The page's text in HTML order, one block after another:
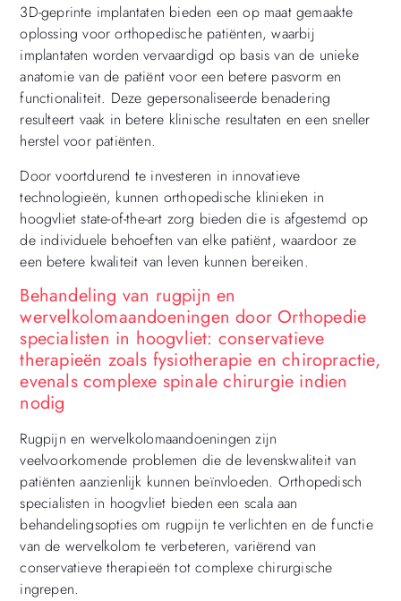
3D-geprinte implantaten bieden een op maat gemaakte
oplossing voor orthopedische patiënten, waarbij
implantaten worden vervaardigd op basis van de unieke
anatomie van de patiënt voor een betere pasvorm en
functionaliteit. Deze gepersonaliseerde benadering
resulteert vaak in betere klinische resultaten en een sneller
herstel voor patiënten.
Door voortdurend te investeren in innovatieve
technologieën, kunnen orthopedische klinieken in
hoogvliet state-of-the-art zorg bieden die is afgestemd op
de individuele behoeften van elke patiënt, waardoor ze
een betere kwaliteit van leven kunnen bereiken.
Behandeling van rugpijn en
wervelkolomaandoeningen door Orthopedie
specialisten in hoogvliet: conservatieve
therapieën zoals fysiotherapie en chiropractie,
evenals complexe spinale chirurgie indien
nodig
Rugpijn en wervelkolomaandoeningen zijn
veelvoorkomende problemen die de levenskwaliteit van
patiënten aanzienlijk kunnen beïnvloeden. Orthopedisch
specialisten in hoogvliet bieden een scala aan
behandelingsopties om rugpijn te verlichten en de functie
van de wervelkolom te verbeteren, variërend van
conservatieve therapieën tot complexe chirurgische
ingrepen.